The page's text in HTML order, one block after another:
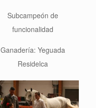
Subcampeón de
funcionalidad
Ganadería: Yeguada
Residelca